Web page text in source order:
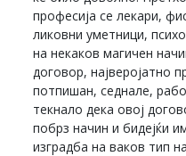
професија се лекари,
ликовни уметници,
на некаков магичен
договор, најверојатно
потпишан, седнале,
текнало дека овој
побрз начин и бидејќи
изградба на ваков тип